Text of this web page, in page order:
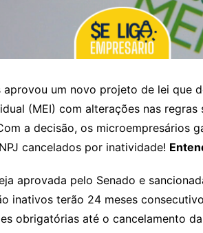
aprovou um novo projeto de lei que
(MEI) com alterações nas
a decisão, os microempresários
cancelados por inatividade!
aprovada pelo Senado e
inativos terão 24 meses
obrigatórias até o cancelamento